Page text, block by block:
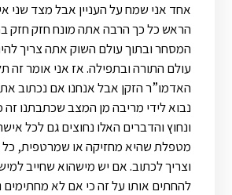
אחד אני שמח על העניין אבל מצד שני
הראש כל כך הרבה אתה מונח חזק חזק
המסחר ובתוך עולם השוק אתה צריך
עולם התורה ובתפילה. אז אני אומר זה
האדמו”ר הזקן אבל אנחנו אם נכתוב
נבוא לידי מריבה מן המצב שכתבתנו זה
ונחוץ והדברים האלו נחוצים גם לכל
מטפלת שהיא מחזיקה או שמרטפית,
וצריך לכתוב. אם יש מישהוא שחייב
להחתים אותו על זה כי אם לא מחתימים